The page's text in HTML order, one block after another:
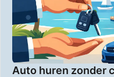
Auto huren zonder